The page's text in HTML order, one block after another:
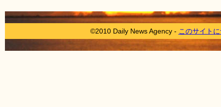
©2010 Daily News Agency - このサイト